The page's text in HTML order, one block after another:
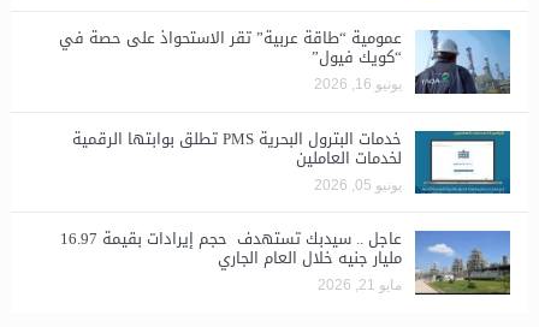
​عمومية “طاقة عربية” تقر الاستحواذ على حصة في
“كويك فيول”
يونيو 16, 2026
خدمات البترول البحرية PMS تطلق بوابتها الرقمية
لخدمات العاملين
يونيو 05, 2026
عاجل .. سيدبك تستهدف حجم إيرادات بقيمة 16.97
مليار جنيه خلال العام الجاري
مايو 21, 2026